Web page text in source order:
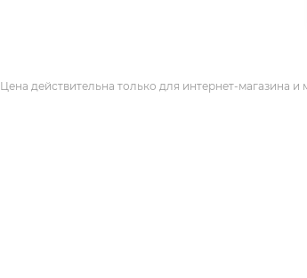
Цена действительна только для интернет-магазина